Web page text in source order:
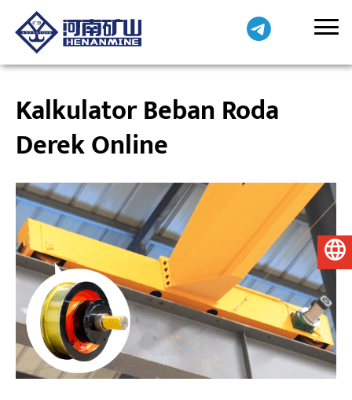
Kalkulator Beban Roda
Derek Online
Bahasa Indonesia